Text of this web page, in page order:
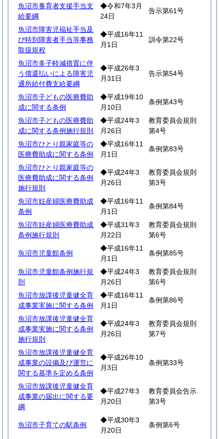
魚沼市養育者支援手当支
給要綱
◆令和7年3月
24日
告示第61号
魚沼市障害児福祉手当及
び特別障害者手当等事務
取扱規程
◆平成16年11
月1日
訓令第22号
魚沼市多子軽減措置に伴
う償還払いによる障害児
通所給付費支給要綱
◆平成26年3
月31日
告示第54号
魚沼市子どもの医療費助
成に関する条例
◆平成19年10
月10日
条例第43号
魚沼市子どもの医療費助
成に関する条例施行規則
◆平成24年3
月26日
教育委員会規則
第4号
魚沼市ひとり親家庭等の
医療費助成に関する条例
◆平成16年11
月1日
条例第83号
魚沼市ひとり親家庭等の
医療費助成に関する条例
施行規則
◆平成24年3
月26日
教育委員会規則
第3号
魚沼市妊産婦医療費助成
条例
◆平成16年11
月1日
条例第84号
魚沼市妊産婦医療費助成
条例施行規則
◆平成31年3
月22日
教育委員会規則
第6号
魚沼市児童館条例
◆平成16年11
月1日
条例第85号
魚沼市児童館条例施行規
則
◆平成24年3
月26日
教育委員会規則
第6号
魚沼市放課後児童健全育
成事業実施に関する条例
◆平成16年11
月1日
条例第86号
魚沼市放課後児童健全育
成事業実施に関する条例
施行規則
◆平成24年3
月26日
教育委員会規則
第7号
魚沼市放課後児童健全育
成事業の設備及び運営に
関する基準を定める条例
◆平成26年10
月3日
条例第33号
魚沼市放課後児童健全育
成事業の届出に関する要
綱
◆平成27年3
月20日
教育委員会告示
第3号
魚沼市子育ての駅条例
◆平成30年3
月20日
条例第6号